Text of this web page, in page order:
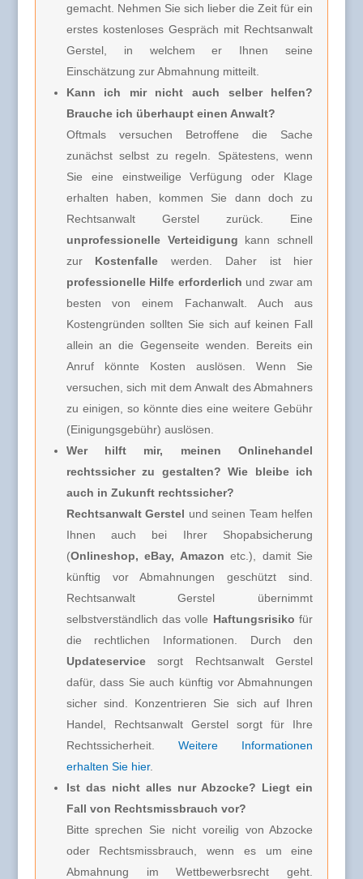
gemacht. Nehmen Sie sich lieber die Zeit für ein
erstes kostenloses Gespräch mit Rechtsanwalt
Gerstel, in welchem er Ihnen seine
Einschätzung zur Abmahnung mitteilt.
Kann ich mir nicht auch selber helfen?
Brauche ich überhaupt einen Anwalt?
Oftmals versuchen Betroffene die Sache
zunächst selbst zu regeln. Spätestens, wenn
Sie eine einstweilige Verfügung oder Klage
erhalten haben, kommen Sie dann doch zu
Rechtsanwalt Gerstel zurück. Eine
unprofessionelle Verteidigung kann schnell
zur Kostenfalle werden. Daher ist hier
professionelle Hilfe erforderlich und zwar am
besten von einem Fachanwalt. Auch aus
Kostengründen sollten Sie sich auf keinen Fall
allein an die Gegenseite wenden. Bereits ein
Anruf könnte Kosten auslösen. Wenn Sie
versuchen, sich mit dem Anwalt des Abmahners
zu einigen, so könnte dies eine weitere Gebühr
(Einigungsgebühr) auslösen.
Wer hilft mir, meinen Onlinehandel
rechtssicher zu gestalten? Wie bleibe ich
auch in Zukunft rechtssicher?
Rechtsanwalt Gerstel und seinen Team helfen
Ihnen auch bei Ihrer Shopabsicherung
(Onlineshop, eBay, Amazon etc.), damit Sie
künftig vor Abmahnungen geschützt sind.
Rechtsanwalt Gerstel übernimmt
selbstverständlich das volle Haftungsrisiko für
die rechtlichen Informationen. Durch den
Updateservicesorgt Rechtsanwalt Gerstel
dafür, dass Sie auch künftig vor Abmahnungen
sicher sind. Konzentrieren Sie sich auf Ihren
Handel, Rechtsanwalt Gerstel sorgt für Ihre
Rechtssicherheit. Weitere Informationen
erhalten Sie hier.
Ist das nicht alles nur Abzocke? Liegt ein
Fall von Rechtsmissbrauch vor?
Bitte sprechen Sie nicht voreilig von Abzocke
oder Rechtsmissbrauch, wenn es um eine
Abmahnung im Wettbewerbsrecht geht.